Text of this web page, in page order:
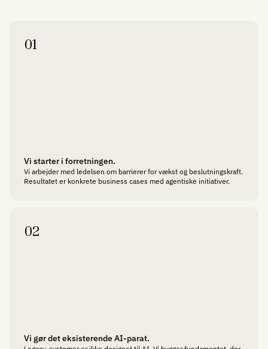
01
Vi starter i forretningen.
Vi arbejder med ledelsen om barrierer for vækst og beslutningskraft.
Resultatet er konkrete business cases med agentiske initiativer.
02
Vi gør det eksisterende AI-parat.